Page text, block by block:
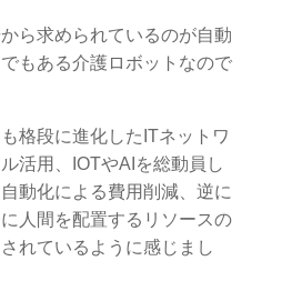
ら求められているのが自動
もある介護ロボットなので
格段に進化したITネットワ
活用、IOTやAIを総動員し
動化による費用削減、逆に
人間を配置するリソースの
れているように感じまし